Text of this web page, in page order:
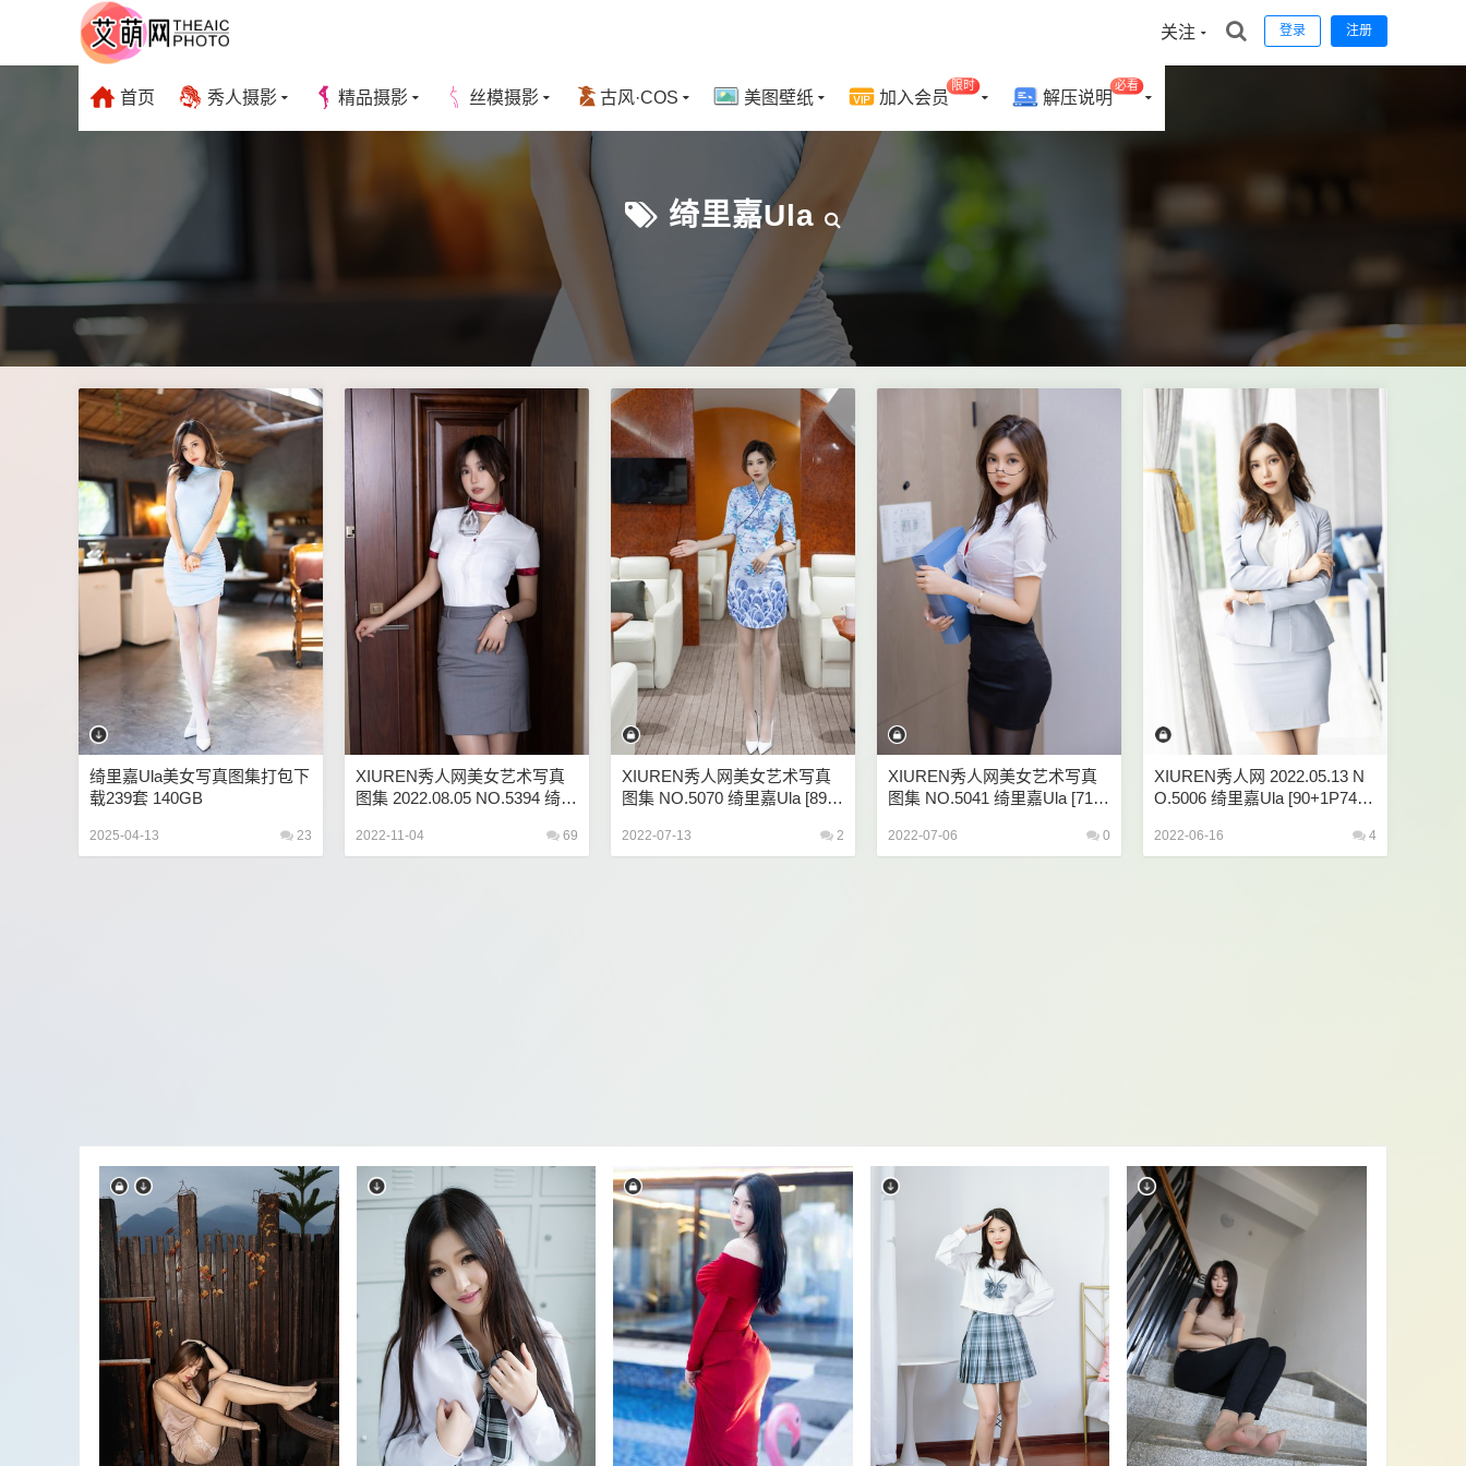
登录 注册
关注
首页 秀人摄影 精品摄影 丝模摄影 古风·COS 美图壁纸 加入会员
限时
解压说明
必看
绮里嘉ula
绮里嘉ula美女写真图集打包下
载239套 140GB
2025-04-13 23
XIUREN秀人网美女艺术写真
图集 2022.08.05 NO.5394 绮里
2022-11-04 69
XIUREN秀人网美女艺术写真
图集 NO.5070 绮里嘉ula [89+
2022-07-13 2
XIUREN秀人网美女艺术写真
图集 NO.5041 绮里嘉ula [71+
2022-07-06 0
XIUREN秀人网 2022.05.13 N
O.5006 绮里嘉ula [90+1P748
2022-06-16 4